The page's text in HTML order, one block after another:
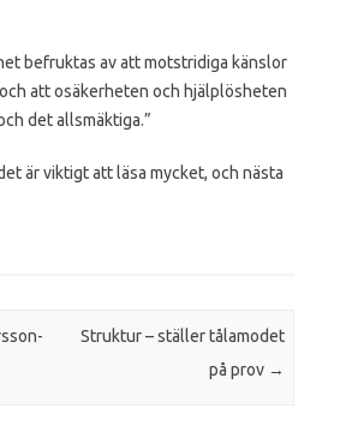
befruktas av att motstridiga känslor
att osäkerheten och hjälplösheten
det allsmäktiga.”
är viktigt att läsa mycket, och nästa
Struktur – ställer tålamodet
på prov →